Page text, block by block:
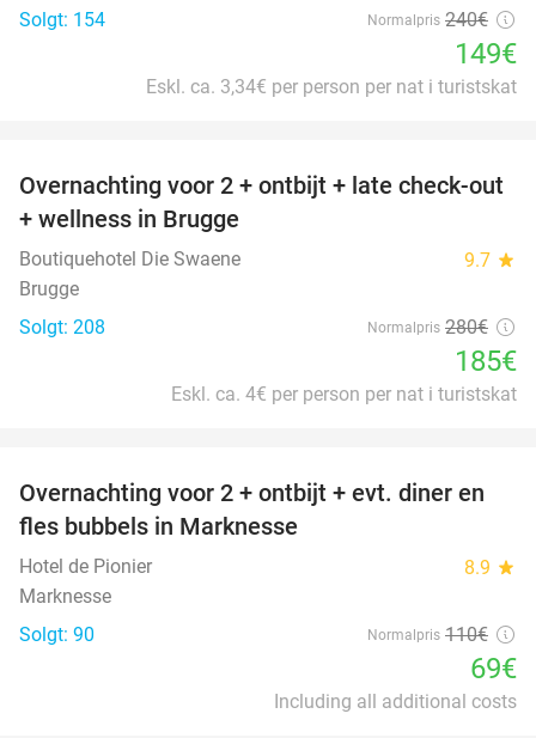
Solgt: 154 Normalpris 240€
149€
Eskl. ca. 3,34€ per person per nat i turistskat
34%
Overnachting voor 2 + ontbijt + late check-out
+ wellness in Brugge
Boutiquehotel Die Swaene 9.7 star
Brugge
Solgt: 208
Normalpris 280€
185€
Eskl. ca. 4€ per person per nat i turistskat
37%
Overnachting voor 2 + ontbijt + evt. diner en
fles bubbels in Marknesse
Hotel de Pionier 8.9 star
Marknesse
Solgt: 90
Normalpris 110€
69€
Including all additional costs